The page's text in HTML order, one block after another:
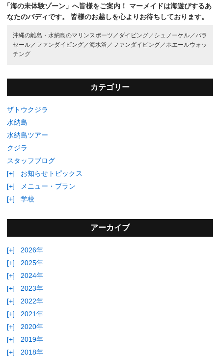
「海の未体験ゾーン」へ皆様をご案内！
マーメイドは海遊びするあ
なたのバディです。
皆様のお越しを心よりお待ちしております。
沖縄の離島・水納島のマリンスポーツ／ ダイビング／ シュノーケル／パラ
セール／ ファンダイビング／海水浴／ ファンダイビング／ホエールウォッ
チング
カテゴリー
ザトウクジラ
水納島
水納島ツアー
クジラ
スタッフブログ
[+]
お知らせトピックス
[+]
メニュー・プラン
[+]
学校
アーカイブ
[+]
2026年
[+]
2025年
[+]
2024年
[+]
2023年
[+]
2022年
[+]
2021年
[+]
2020年
[+]
2019年
[+]
2018年